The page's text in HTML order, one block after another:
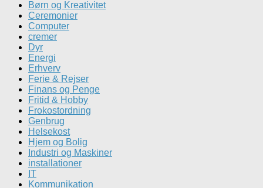
Børn og Kreativitet
Ceremonier
Computer
cremer
Dyr
Energi
Erhverv
Ferie & Rejser
Finans og Penge
Fritid & Hobby
Frokostordning
Genbrug
Helsekost
Hjem og Bolig
Industri og Maskiner
installationer
IT
Kommunikation